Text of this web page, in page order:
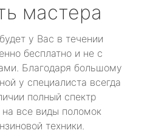
мастера
у Вас в течении
бесплатно и не с
Благодаря большому
у специалиста всегда
полный спектр
на все виды поломок
техники.